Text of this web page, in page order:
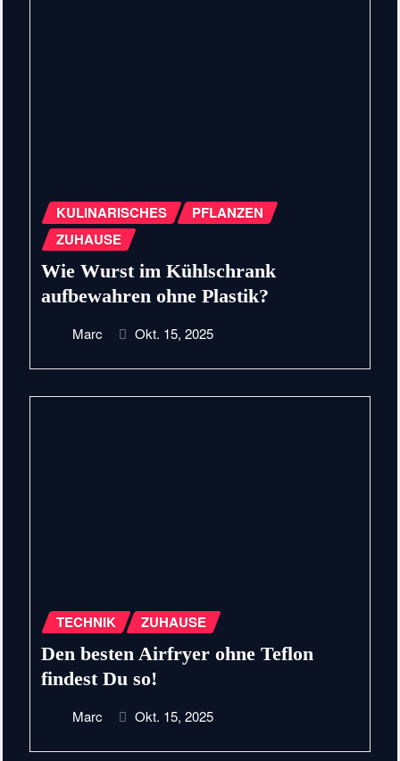
KULINARISCHES
PFLANZEN
ZUHAUSE
Wie Wurst im Kühlschrank
aufbewahren ohne Plastik?
Marc Okt. 15, 2025
TECHNIK ZUHAUSE
Den besten Airfryer ohne Teflon
findest Du so!
Marc Okt. 15, 2025